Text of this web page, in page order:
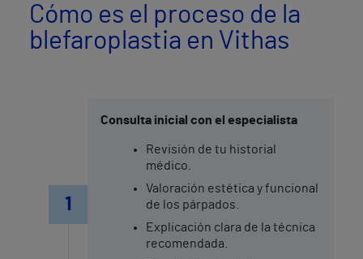
Cómo es el proceso de la
blefaroplastia en Vithas
1
Consulta inicial con el especialista
Revisión de tu historial
médico.
Valoración estética y funcional
de los párpados.
Explicación clara de la técnica
recomendada.